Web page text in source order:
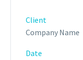
Client
Company Name
Date